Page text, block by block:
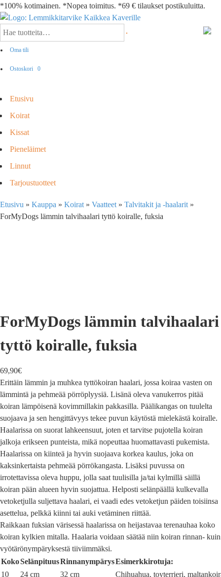
*100% kotimainen. *Nopea toimitus. *69 € tilaukset postikuluitta.
Oma tili
Ostoskori 0
Etusivu
Koirat
Kissat
Pieneläimet
Linnut
Tarjoustuotteet
Etusivu » Kauppa » Koirat » Vaatteet » Talvitakit ja -haalarit »
ForMyDogs lämmin talvihaalari tyttö koiralle, fuksia
ForMyDogs lämmin talvihaalari
tyttö koiralle, fuksia
69,90€
Erittäin lämmin ja muhkea tyttökoiran haalari, jossa koiraa vasten on
lämmintä ja pehmeää pörröplyysiä. Lisänä oleva vanukerros pitää
koiran lämpöisenä kovimmillakin pakkasilla. Päälikangas on tuulelta
suojaava ja sen hengittävyys tekee puvun käytöstä mielekästä koiralle.
Haalarissa on suorat lahkeensuut, joten et tarvitse pujotella koiran
jalkoja erikseen punteista, mikä nopeuttaa huomattavasti pukemista.
Haalarissa on kiinteä ja hyvin suojaava korkea kaulus, joka on
kaksinkertaista pehmeää pörrökangasta. Lisäksi puvussa on
irrotettavissa oleva huppu, jolla saat tuulisilla ja/tai kylmillä säillä
koiran pään alueen hyvin suojattua. Helposti selänpäällä kulkevalla
vetoketjulla suljettava haalari, ei vaadi edes vetoketjun päiden toisiinsa
asettelua, pelkkä kiinni tai auki vetäminen riittää.
Raikkaan fuksian värisessä haalarissa on heijastavaa terenauhaa koko
koiran kylkien mitalla. Haalaria voidaan säätää niin koiran rinnan- kuin
vyötärönympäryksestä tiiviimmäksi.
KokoSelänpituusRinnanympärysEsimerkkirotuja:
10
24 cm 32 cm Chihuahua, toyterrieri,